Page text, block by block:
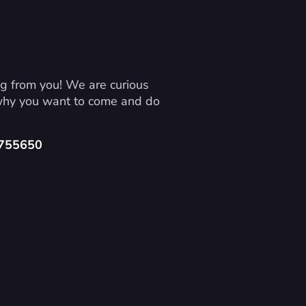
from you! We are curious
you want to come and do